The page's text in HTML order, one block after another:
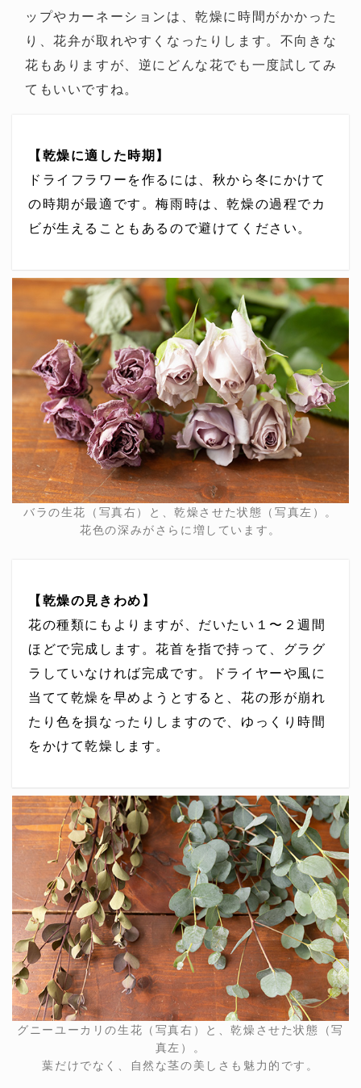
ップやカーネーションは、乾燥に時間がかかった
り、花弁が取れやすくなったりします。不向きな
花もありますが、逆にどんな花でも一度試してみ
てもいいですね。
【乾燥に適した時期】
ドライフラワーを作るには、秋から冬にかけて
の時期が最適です。梅雨時は、乾燥の過程でカ
ビが生えることもあるので避けてください。
バラの生花（写真右）と、乾燥させた状態（写真左）。
花色の深みがさらに増しています。
【乾燥の見きわめ】
花の種類にもよりますが、だいたい１〜２週間
ほどで完成します。花首を指で持って、グラグ
ラしていなければ完成です。ドライヤーや風に
当てて乾燥を早めようとすると、花の形が崩れ
たり色を損なったりしますので、ゆっくり時間
をかけて乾燥します。
グニーユーカリの生花（写真右）と、乾燥させた状態（写
真左）。
葉だけでなく、自然な茎の美しさも魅力的です。